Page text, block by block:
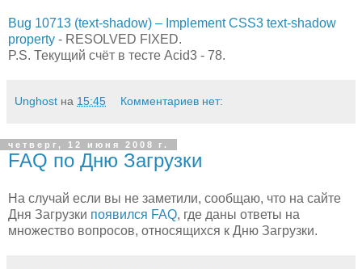
Bug 10713 (text-shadow) – Implement CSS3 text-shadow
property - RESOLVED FIXED.
P.S. Текущий счёт в тесте Acid3 - 78.
Unghost на 15:45 Комментариев нет:
четверг, 12 июня 2008 г.
FAQ по Дню Загрузки
На случай если вы не заметили, сообщаю, что на сайте
Дня Загрузки появился FAQ, где даны ответы на
множество вопросов, относящихся к Дню Загрузки.